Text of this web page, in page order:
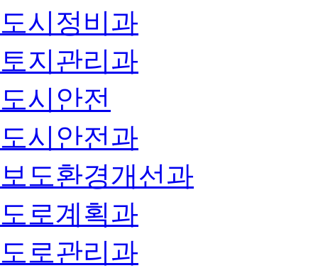
도시정비과
토지관리과
도시안전
도시안전과
보도환경개선과
도로계획과
도로관리과